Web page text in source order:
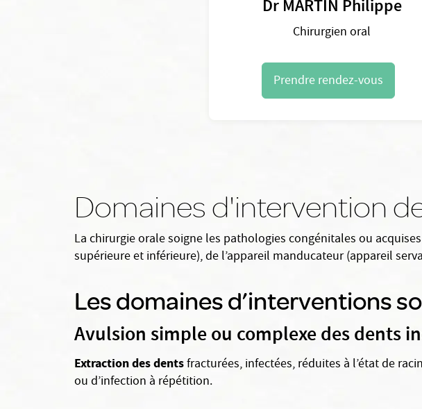
Dr MARTIN Philippe
Chirurgien oral
Prendre rendez-vous
Domaines d'intervention
La chirurgie orale soigne les pathologies congénitales ou
supérieure et inférieure), de l’appareil manducateur (appareil
Les domaines d’interventions
Avulsion simple ou complexe des dents
Extraction des dentsfracturées, infectées, réduites à l’état de
ou d’infection à répétition.